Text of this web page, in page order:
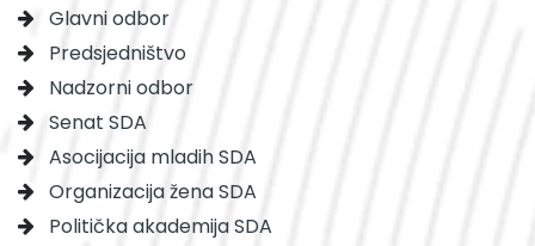
Glavni odbor
Predsjedništvo
Nadzorni odbor
Senat SDA
Asocijacija mladih SDA
Organizacija žena SDA
Politička akademija SDA